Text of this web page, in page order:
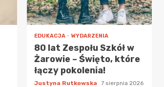
EDUKACJA WYDARZENIA
80 lat Zespołu Szkół w
Żarowie – Święto, które
łączy pokolenia!
Justyna Rutkowska
7 sierpnia 2026